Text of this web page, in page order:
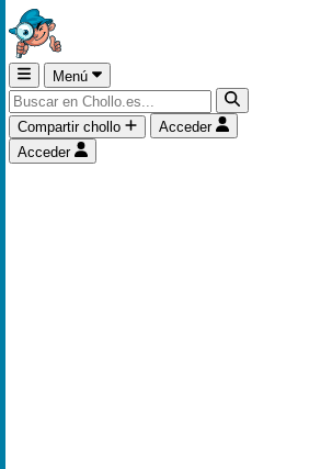
Menú
Compartir chollo
Acceder
Acceder